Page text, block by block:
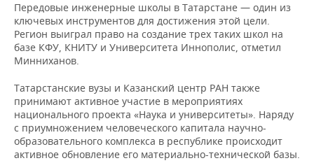
ОПК
ЭНЕРГЕТИКА
ТРАНСПОРТ
УСЛУГИ
IT
МЕДИА
НОВОСТИ МЕРОПРИЯТИЙ
ВЫЕЗДНАЯ РЕДАКЦИЯ
ONLINE-КОНФЕРЕНЦИИ
ОТКРЫТАЯ ЛЕКЦИЯ
СПОРТ
НОВОСТИ СПОРТА
ХОККЕЙ
БАСКЕТБОЛ
ОБЩЕСТВО
ВЛАСТЬ
ИНФРАСТРУКТУРА
СЮЖЕТЫ
СПРАВОЧНИК
Передовые инженерные школы в Татарстане — один из
ключевых инструментов для достижения этой цели.
Регион выиграл право на создание трех таких школ на
базе КФУ, КНИТУ и Университета Иннополис, отметил
Минниханов.
Татарстанские вузы и Казанский центр РАН также
принимают активное участие в мероприятиях
национального проекта «Наука и университеты». Наряду
с приумножением человеческого капитала научно-
образовательного комплекса в республике происходит
активное обновление его материально-технической базы.